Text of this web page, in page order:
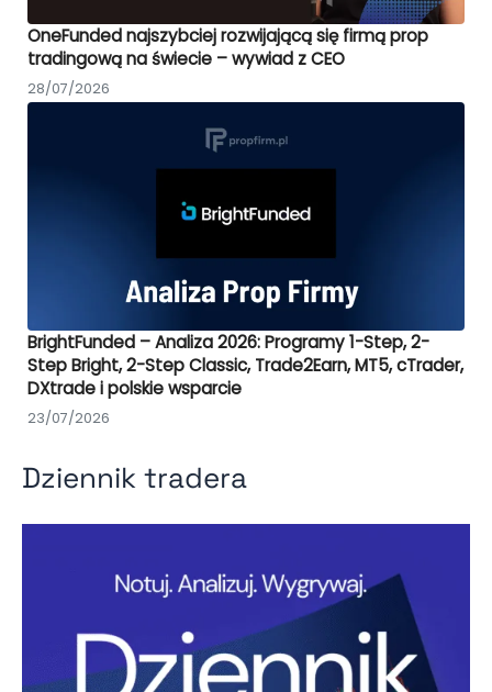
OneFunded najszybciej rozwijającą się firmą prop
tradingową na świecie – wywiad z CEO
28/07/2026
BrightFunded – Analiza 2026: Programy 1-Step, 2-
Step Bright, 2-Step Classic, Trade2Earn, MT5, cTrader,
DXtrade i polskie wsparcie
23/07/2026
Dziennik tradera